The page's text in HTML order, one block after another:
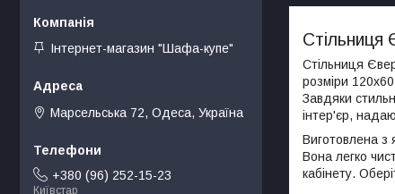
Стільниця
розміри
Завдяки
інтер'єр,
Виготовлена з
Вона легко
кабінету.
Інтернет-магазин "Шафа-купе"
Марсельська 72, Одеса, Україна
+380 (96) 252-15-23
Київстар